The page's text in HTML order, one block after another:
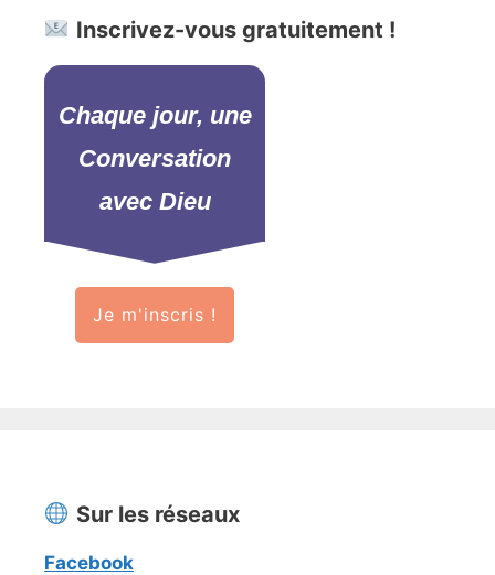
Inscrivez-vous gratuitement !
Chaque jour, une
Conversation
avec Dieu
Je m'inscris !
Sur les réseaux
Facebook